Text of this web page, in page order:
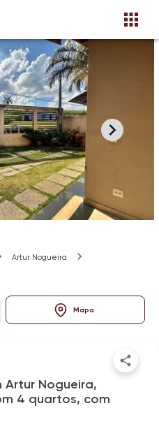
Artur Nogueira
Mapa
Nogueira,
4 quartos, com